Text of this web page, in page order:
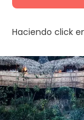
Haciendo click